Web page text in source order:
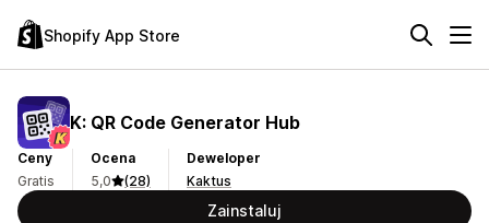
Shopify App Store
K: QR Code Generator Hub
Ceny
Gratis
Ocena
5,0
(28)
Deweloper
Kaktus
Zainstaluj